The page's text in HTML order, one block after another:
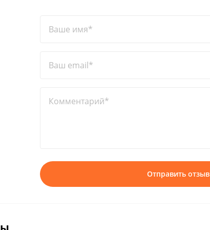
Ваше имя*
Ваш email*
Комментарий*
Отправить отзыв